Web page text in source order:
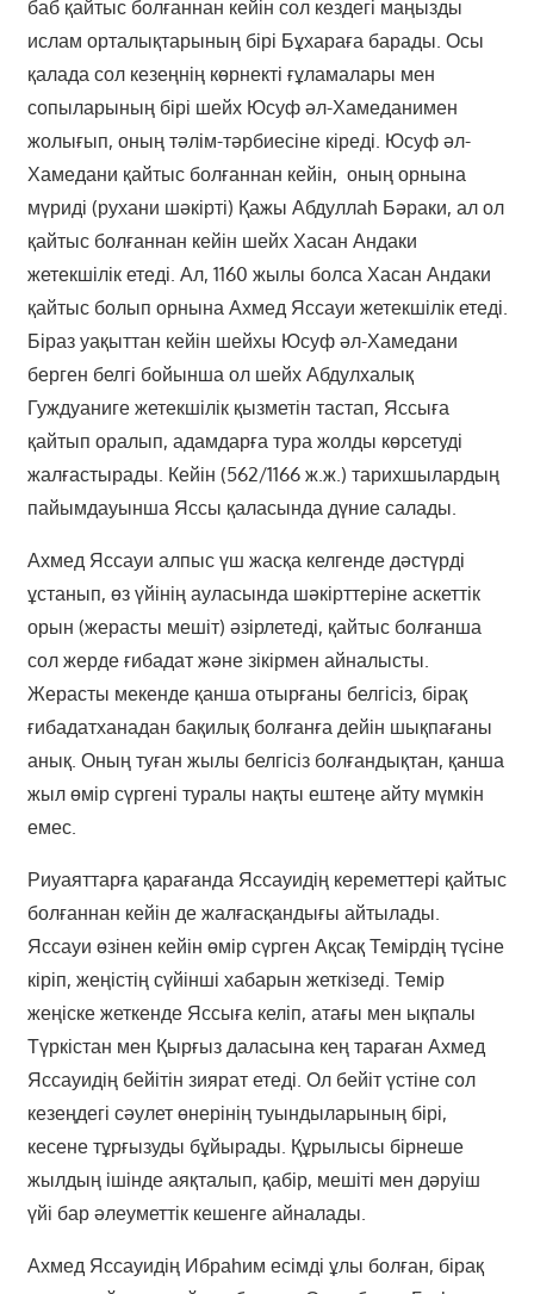
баб қайтыс болғаннан кейін сол кездегі маңызды
ислам орталықтарының бірі Бұхараға барады. Осы
қалада сол кезеңнің көрнекті ғұламалары мен
сопыларының бірі шейх Юсуф әл-Хамеданимен
жолығып, оның тәлім-тәрбиесіне кіреді. Юсуф әл-
Хамедани қайтыс болғаннан кейін, оның орнына
мүриді (рухани шәкірті) Қажы Абдуллаһ Бәраки, ал ол
қайтыс болғаннан кейін шейх Хасан Андаки
жетекшілік етеді. Ал, 1160 жылы болса Хасан Андаки
қайтыс болып орнына Ахмед Яссауи жетекшілік етеді.
Біраз уақыттан кейін шейхы Юсуф әл-Хамедани
берген белгі бойынша ол шейх Абдулхалық
Гуждуаниге жетекшілік қызметін тастап, Яссыға
қайтып оралып, адамдарға тура жолды көрсетуді
жалғастырады. Кейін (562/1166 ж.ж.) тарихшылардың
пайымдауынша Яссы қаласында дүние салады.
Ахмед Яссауи алпыс үш жасқа келгенде дәстүрді
ұстанып, өз үйінің ауласында шәкірттеріне аскеттік
орын (жерасты мешіт) әзірлетеді, қайтыс болғанша
сол жерде ғибадат және зікірмен айналысты.
Жерасты мекенде қанша отырғаны белгісіз, бірақ
ғибадатханадан бақилық болғанға дейін шықпағаны
анық. Оның туған жылы белгісіз болғандықтан, қанша
жыл өмір сүргені туралы нақты ештеңе айту мүмкін
емес.
Риуаяттарға қарағанда Яссауидің кереметтері қайтыс
болғаннан кейін де жалғасқандығы айтылады.
Яссауи өзінен кейін өмір сүрген Ақсақ Темірдің түсіне
кіріп, жеңістің сүйінші хабарын жеткізеді. Темір
жеңіске жеткенде Яссыға келіп, атағы мен ықпалы
Түркістан мен Қырғыз даласына кең тараған Ахмед
Яссауидің бейітін зиярат етеді. Ол бейіт үстіне сол
кезеңдегі сәулет өнерінің туындыларының бірі,
кесене тұрғызуды бұйырады. Құрылысы бірнеше
жылдың ішінде аяқталып, қабір, мешіті мен дәруіш
үйі бар әлеуметтік кешенге айналады.
Ахмед Яссауидің Ибраһим есімді ұлы болған, бірақ